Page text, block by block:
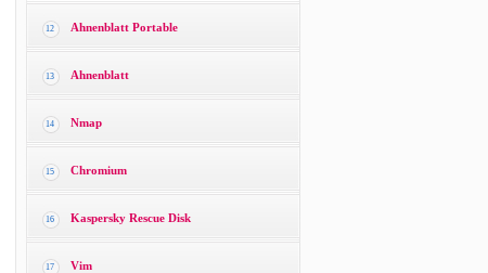
12 Ahnenblatt Portable
13 Ahnenblatt
14 Nmap
15 Chromium
16 Kaspersky Rescue Disk
17 Vim